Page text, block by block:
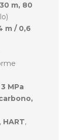
m, 80
m / 0,6
MPa
, HART,